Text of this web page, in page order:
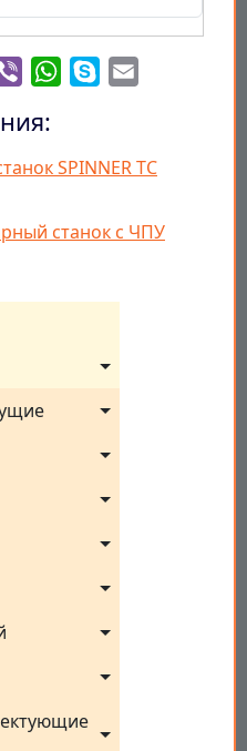
Viber WhatsApp
Skype
SPINNER TC
станок с ЧПУ